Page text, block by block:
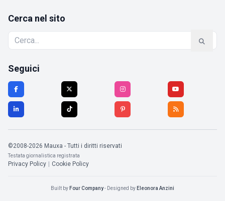
Cerca nel sito
Seguici
©2008-2026 Mauxa - Tutti i diritti riservati
Testata giornalistica registrata
Privacy Policy Cookie Policy
Built by Four Company- Designed by Eleonora Anzini